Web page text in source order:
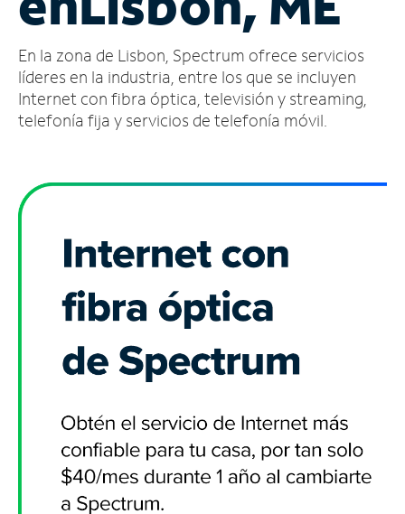
cuenta
Encuentra
una
tienda
En la zona de Lisbon, Spectrum ofrece servicios
líderes en la industria, entre los que se incluyen
Internet con fibra óptica, televisión y streaming,
telefonía fija y servicios de telefonía móvil.